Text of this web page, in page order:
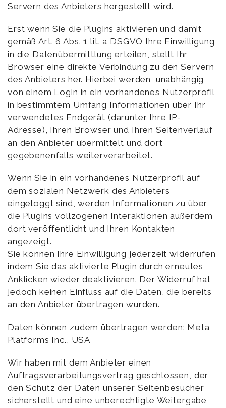
Servern des Anbieters hergestellt wird.
Erst wenn Sie die Plugins aktivieren und damit
gemäß Art. 6 Abs. 1 lit. a DSGVO Ihre Einwilligung
in die Datenübermittlung erteilen, stellt Ihr
Browser eine direkte Verbindung zu den Servern
des Anbieters her. Hierbei werden, unabhängig
von einem Login in ein vorhandenes Nutzerprofil,
in bestimmtem Umfang Informationen über Ihr
verwendetes Endgerät (darunter Ihre IP-
Adresse), Ihren Browser und Ihren Seitenverlauf
an den Anbieter übermittelt und dort
gegebenenfalls weiterverarbeitet.
Wenn Sie in ein vorhandenes Nutzerprofil auf
dem sozialen Netzwerk des Anbieters
eingeloggt sind, werden Informationen zu über
die Plugins vollzogenen Interaktionen außerdem
dort veröffentlicht und Ihren Kontakten
angezeigt.
Sie können Ihre Einwilligung jederzeit widerrufen
indem Sie das aktivierte Plugin durch erneutes
Anklicken wieder deaktivieren. Der Widerruf hat
jedoch keinen Einfluss auf die Daten, die bereits
an den Anbieter übertragen wurden.
Daten können zudem übertragen werden: Meta
Platforms Inc., USA
Wir haben mit dem Anbieter einen
Auftragsverarbeitungsvertrag geschlossen, der
den Schutz der Daten unserer Seitenbesucher
sicherstellt und eine unberechtigte Weitergabe